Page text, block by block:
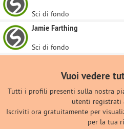
Sci di fondo
Jamie Farthing
Sci di fondo
Vuoi vedere
Tutti i profili presenti sulla nostra
utenti registrati
Iscriviti ora gratuitamente per
per la tua